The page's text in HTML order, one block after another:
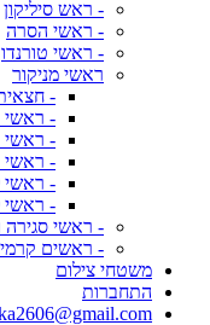
- ראש סיליקון
- ראשי הסרה
- ראשי טורנדו
ראשי מניקור
-
- ראשי
- ראשי
- ראשי
- ראשי
- ראשי
- ראשי סגירה
- ראשים
משטחי צילום
התחברות